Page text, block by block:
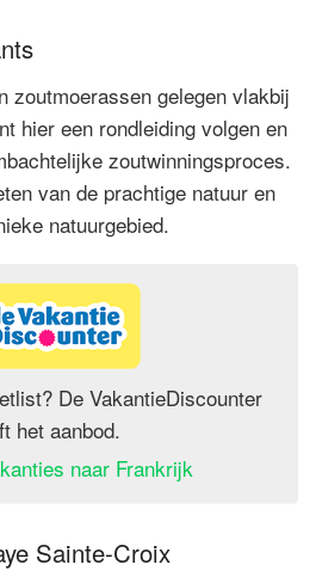
zoutmoerassen gelegen vlakbij
hier een rondleiding volgen en
zoutwinningsproces.
van de prachtige natuur en
natuurgebied.
De VakantieDiscounter
het aanbod.
naar Frankrijk
Sainte-Croix